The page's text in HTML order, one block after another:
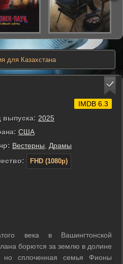
для Казахстана
выпуска: 2025
США
Вестерны
Драмы
FHD (1080p)
IMDB 6.3
века в Вашингтонской
борются за землю в долине
но сплоченная семья Фионы